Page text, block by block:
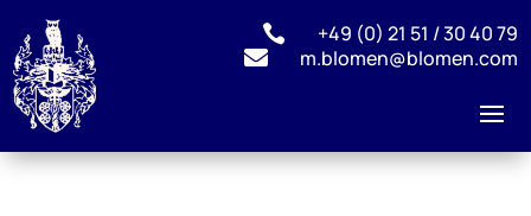
 +49 (0) 21 51 / 30 40 79
 m.blomen@blomen.com